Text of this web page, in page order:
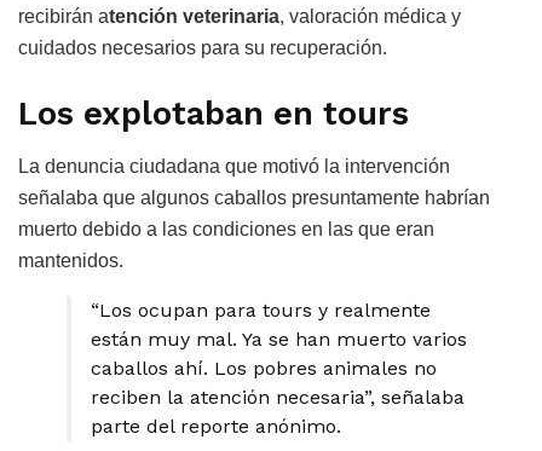
recibirán atención veterinaria, valoración médica y
cuidados necesarios para su recuperación.
Los explotaban en tours
La denuncia ciudadana que motivó la intervención
señalaba que algunos caballos presuntamente habrían
muerto debido a las condiciones en las que eran
mantenidos.
“Los ocupan para tours y realmente
están muy mal. Ya se han muerto varios
caballos ahí. Los pobres animales no
reciben la atención necesaria”, señalaba
parte del reporte anónimo.